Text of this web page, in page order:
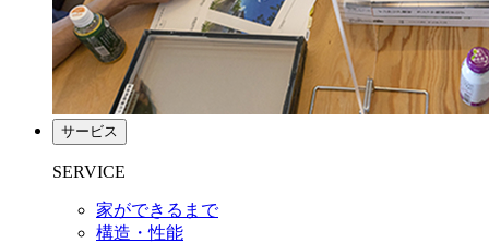
サービス
SERVICE
家ができるまで
構造・性能